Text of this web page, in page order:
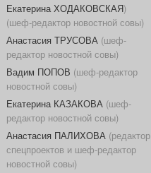
Екатерина ХОДАКОВСКАЯ)
(шеф-редактор новостной совы)
Анастасия ТРУСОВА (шеф-
редактор новостной совы)
Вадим ПОПОВ (шеф-редактор
новостной совы)
Екатерина КАЗАКОВА (шеф-
редактор новостной совы)
Анастасия ПАЛИХОВА (редактор
спецпроектов и шеф-редактор
новостной совы)